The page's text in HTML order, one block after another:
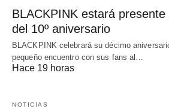
BLACKPINK estará
del 10º aniversario
BLACKPINK celebrará su décimo
pequeño encuentro con sus fans al…
Hace 19 horas
NOTICIAS